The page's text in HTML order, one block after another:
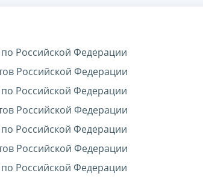
Российской Федерации
Российской Федерации
Российской Федерации
Российской Федерации
Российской Федерации
Российской Федерации
Российской Федерации